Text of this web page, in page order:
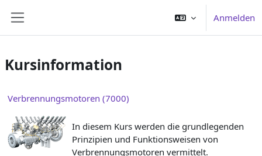
Anmelden
Kursinformation
Verbrennungsmotoren (7000)
In diesem Kurs werden die grundlegenden
Prinzipien und Funktionsweisen von
Verbrennungsmotoren vermittelt.